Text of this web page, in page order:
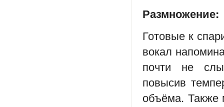
Размножение:
Готовые к
вокал
почти не
повысив
объёма. Также